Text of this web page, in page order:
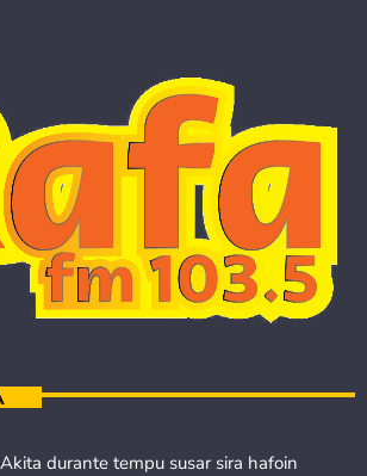
durante tempu susar sira hafoin